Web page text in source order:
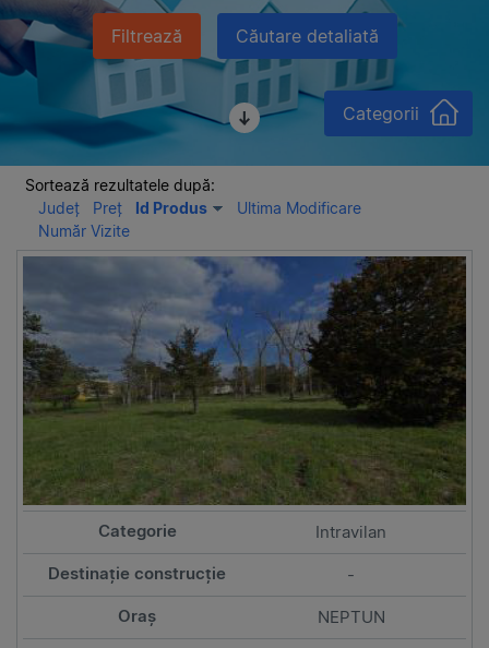
Filtrează Căutare detaliată
Categorii
Sortează rezultatele după:
Județ
Preț Id Produs
Ultima Modificare
Număr Vizite
Intravilan
-
NEPTUN